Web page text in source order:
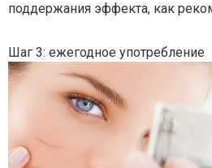
поддержания эффекта, как
Шаг 3: ежегодное употребление